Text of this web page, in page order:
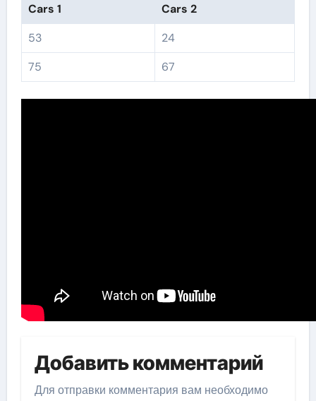
Cars 1
Cars 2
53
24
75
67
Добавить комментарий
Для отправки комментария вам необходимо